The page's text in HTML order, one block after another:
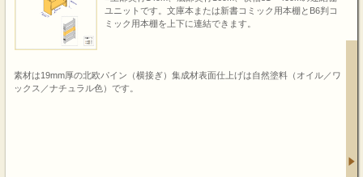
ユニットです。文庫本または新書コミック用本棚とB6判コ
ミック用本棚を上下に連結できます。
素材は19mm厚の北欧パイン（横接ぎ）集成材表面仕上げは自然塗料（オイル／ワ
ックス／ナチュラル色）です。